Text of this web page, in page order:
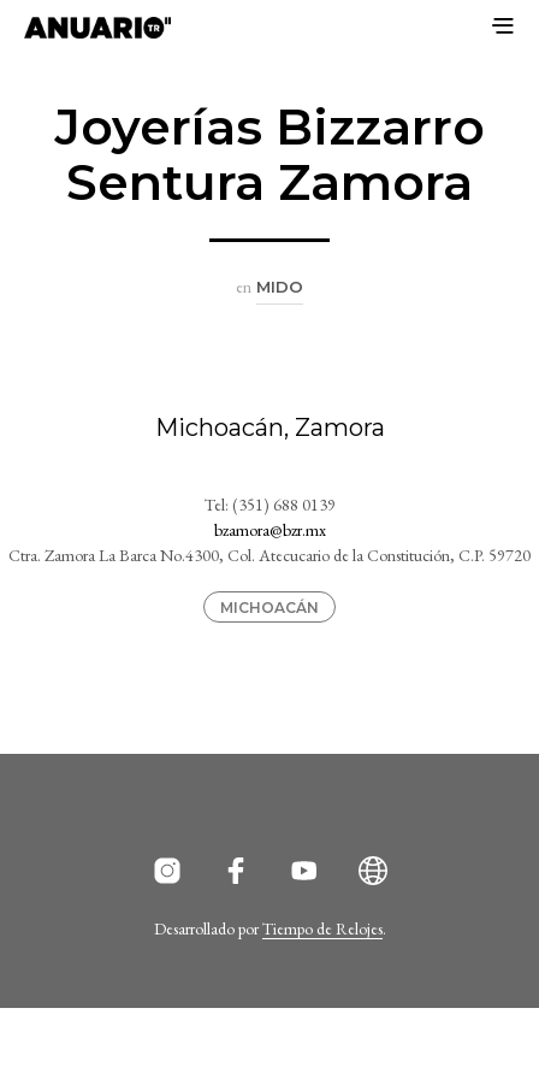
Joyerías Bizzarro
Sentura Zamora
en MIDO
Michoacán, Zamora
Tel: (351) 688 0139
bzamora@bzr.mx
Ctra. Zamora La Barca No.4300, Col. Atecucario de la Constitución, C.P. 59720
MICHOACÁN
Desarrollado porTiempo de Relojes.